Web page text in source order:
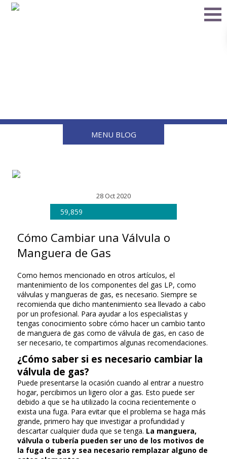
MENU BLOG
28 Oct 2020
59,859
Cómo Cambiar una Válvula o
Manguera de Gas
Como hemos mencionado en otros artículos, el
mantenimiento de los componentes del gas LP, como
válvulas y mangueras de gas, es necesario. Siempre se
recomienda que dicho mantenimiento sea llevado a cabo
por un profesional. Para ayudar a los especialistas y
tengas conocimiento sobre cómo hacer un cambio tanto
de manguera de gas como de válvula de gas, en caso de
ser necesario, te compartimos algunas recomendaciones.
¿Cómo saber si es necesario cambiar la
válvula de gas?
Puede presentarse la ocasión cuando al entrar a nuestro
hogar, percibimos un ligero olor a gas. Esto puede ser
debido a que se ha utilizado la cocina recientemente o
exista una fuga. Para evitar que el problema se haga más
grande, primero hay que investigar a profundidad y
descartar cualquier duda que se tenga. La manguera,
válvula o tubería pueden ser uno de los motivos de
la fuga de gas y sea necesario remplazar alguno de